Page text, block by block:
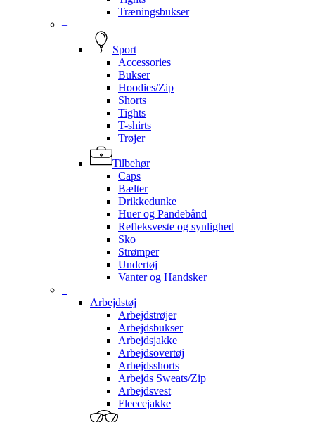
Træningsbukser
–
Sport
Accessories
Bukser
Hoodies/Zip
Shorts
Tights
T-shirts
Trøjer
Tilbehør
Caps
Bælter
Drikkedunke
Huer og Pandebånd
Refleksveste og synlighed
Sko
Strømper
Undertøj
Vanter og Handsker
–
Arbejdstøj
Arbejdstrøjer
Arbejdsbukser
Arbejdsjakke
Arbejdsovertøj
Arbejdsshorts
Arbejds Sweats/Zip
Arbejdsvest
Fleecejakke